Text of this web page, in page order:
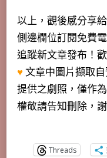
以上，觀後感分享
側邊欄位訂閱免費
追蹤新文章發布！
♥文章中圖片擷取
提供之劇照，僅作
權敬請告知刪除，謝
Threads